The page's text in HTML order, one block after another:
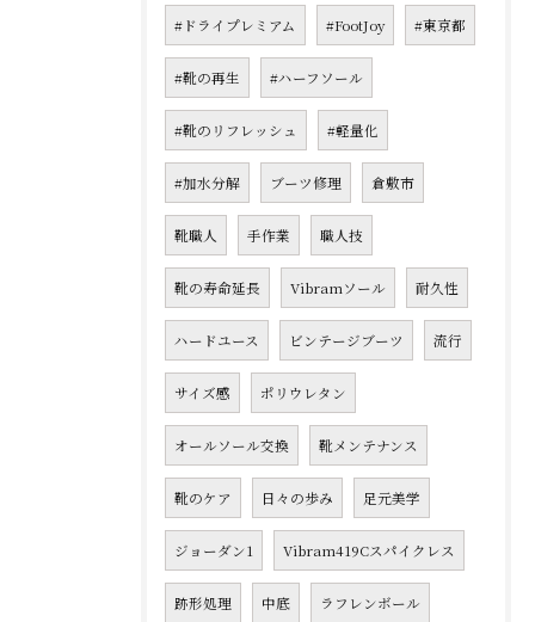
#ドライプレミアム #FootJoy #東京都
#靴の再生 #ハーフソール
#靴のリフレッシュ #軽量化
#加水分解 ブーツ修理 倉敷市
靴職人 手作業 職人技
靴の寿命延長 Vibramソール 耐久性
ハードユース ビンテージブーツ 流行
サイズ感 ポリウレタン
オールソール交換 靴メンテナンス
靴のケア 日々の歩み 足元美学
ジョーダン1 Vibram419Cスパイクレス
跡形処理 中底 ラフレンボール